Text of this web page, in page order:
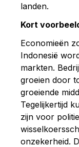
landen.
Kort
Economieën
Indonesië
markten.
groeien door
groeiende
Tegelijkertijd
zijn voor
onzekerheid.